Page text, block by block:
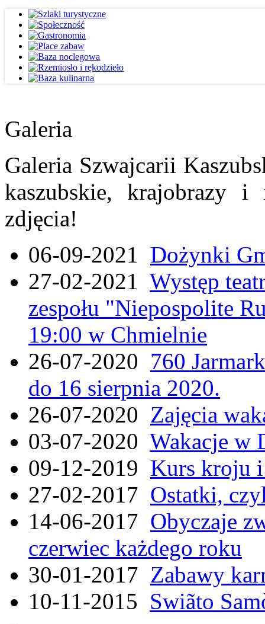
Galeria
Galeria Szwajcarii
kaszubskie, krajobrazy
zdjęcia!
06-09-2021 Dożynki
27-02-2021 Występ
zespołu "Niepospolite
19:00 w Chmielnie
26-07-2020 760
do 16 sierpnia 2020.
26-07-2020 Zajęcia
03-07-2020 Wakacje w
09-12-2019 Kurs kroju i
27-02-2017 Ostatki,
14-06-2017 Obyczaje
czerwiec każdego roku
30-01-2017 Zabawy
10-11-2015 Swiãto